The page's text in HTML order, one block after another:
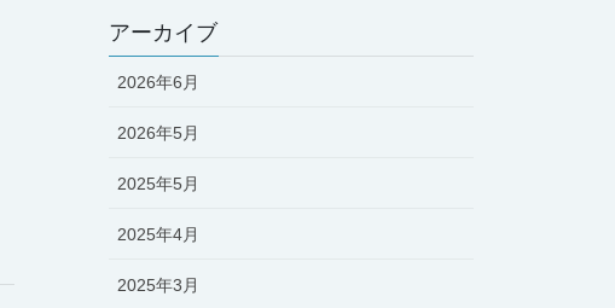
アーカイブ
2026年6月
2026年5月
2025年5月
2025年4月
2025年3月